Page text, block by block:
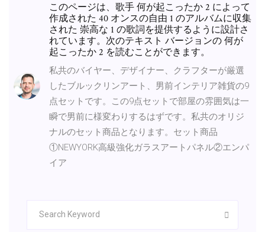
このページは、歌手 何が起こったか 2 によって
作成された 40 オンスの自由 1 のアルバムに収集
された 崇高な 1 の歌詞を提供するように設計さ
れています。次のテキスト バージョンの 何が
起こったか 2 を読むことができます。
私共のバイヤー、デザイナー、クラフターが厳選
したブルックリンアート、男前インテリア雑貨の9
点セットです。この9点セットで部屋の雰囲気は一
瞬で男前に様変わりするはずです。私共のオリジ
ナルのセット商品となります。セット商品
①NEWYORK高級強化ガラスアートパネル②エンパ
イア